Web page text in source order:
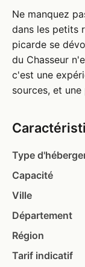
Ne manquez
dans les petits
picarde se
du Chasseur
c'est une
sources, et
Type
Capacité
Ville
Département
Région
Tarif indicatif